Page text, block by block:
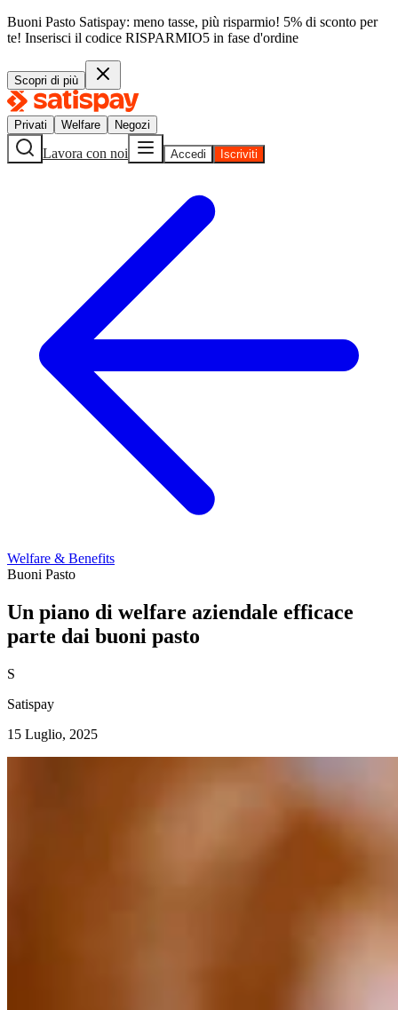
Buoni Pasto Satispay: meno tasse, più risparmio! 5% di sconto per
te! Inserisci il codice RISPARMIO5 in fase d'ordine
Scopri di più
Privati Welfare Negozi
Lavora con noi Accedi Iscriviti
Welfare & Benefits
Buoni Pasto
Un piano di welfare aziendale efficace
parte dai buoni pasto
S
Satispay
15 Luglio, 2025